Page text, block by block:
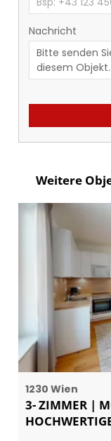
Nachricht
Weitere
1230 Wien
3- ZIMMER |